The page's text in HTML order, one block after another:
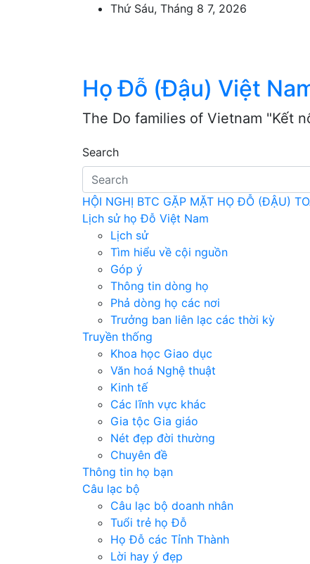
Thứ Sáu, Tháng 8 7, 2026
Họ Đỗ (Đậu) Việt
The Do families of Vietnam "Kết
Search
HỘI NGHỊ BTC GẶP MẶT HỌ ĐỖ (ĐẬU)
Lịch sử họ Đỗ Việt Nam
Lịch sử
Tìm hiểu về cội nguồn
Góp ý
Thông tin dòng họ
Phả dòng họ các nơi
Trưởng ban liên lạc các thời kỳ
Truyền thống
Khoa học Giao dục
Văn hoá Nghệ thuật
Kinh tế
Các lĩnh vực khác
Gia tộc Gia giáo
Nét đẹp đời thường
Chuyên đề
Thông tin họ bạn
Câu lạc bộ
Câu lạc bộ doanh nhân
Tuổi trẻ họ Đỗ
Họ Đỗ các Tỉnh Thành
Lời hay ý đẹp